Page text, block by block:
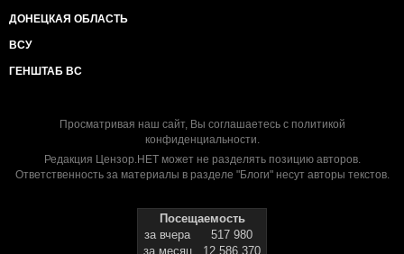
ДОНЕЦКАЯ ОБЛАСТЬ
ВСУ
ГЕНШТАБ ВС
Просматривая наш сайт, Вы соглашаетесь с политикой
конфиденциальности.
Редакция Цензор.НЕТ может не разделять позицию авторов.
Ответственность за материалы в разделе "Блоги" несут авторы текстов.
Посещаемость
за вчера
517 980
за месяц
12 586 370